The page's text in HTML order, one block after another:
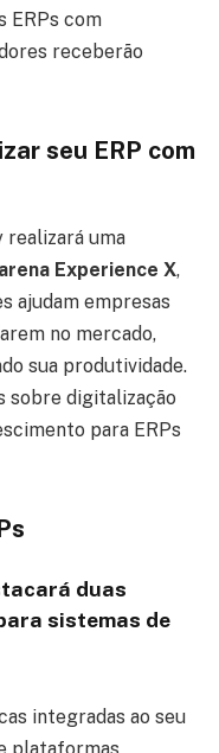
ERPs com
receberão
seu ERP com
realizará uma
Experience X,
ajudam empresas
no mercado,
sua produtividade.
sobre digitalização
para ERPs
duas
sistemas de
integradas ao seu